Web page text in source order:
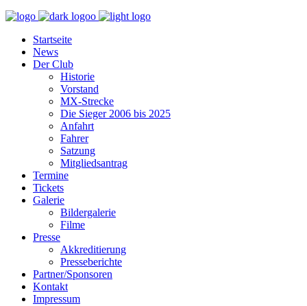
Startseite
News
Der Club
Historie
Vorstand
MX-Strecke
Die Sieger 2006 bis 2025
Anfahrt
Fahrer
Satzung
Mitgliedsantrag
Termine
Tickets
Galerie
Bildergalerie
Filme
Presse
Akkreditierung
Presseberichte
Partner/Sponsoren
Kontakt
Impressum